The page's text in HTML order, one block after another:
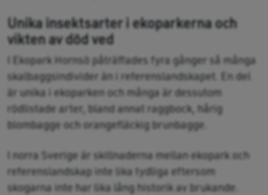
Unika insektsarter i ekoparkerna och
vikten av död ved
I Ekopark Hornsö påträffades fyra gånger så många
skalbaggsindivider än i referenslandskapet. En del
är unika i ekoparken och många är dessutom
rödlistade arter, bland annat raggbock, hårig
blombagge och orangefläckig brunbagge.
I norra Sverige är skillnaderna mellan ekopark och
referenslandskap inte lika tydliga eftersom
skogarna inte har lika lång historik av brukande.